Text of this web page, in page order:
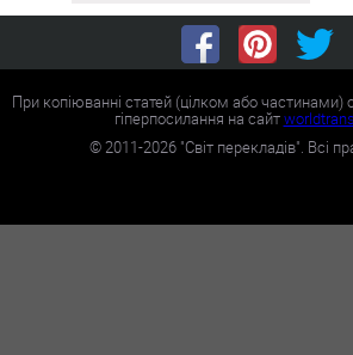
При копіюванні статей (цілком або
гіперпосилання на сайт
©2011-2026"Світ перекладів". Всі